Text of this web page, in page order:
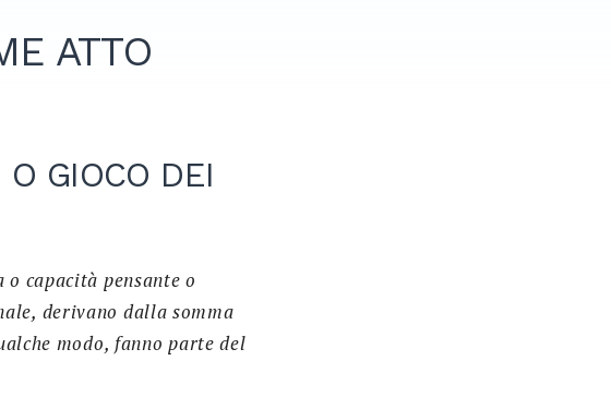
ATTO
O GIOCO DEI
capacità pensante o
derivano dalla somma
modo, fanno parte del